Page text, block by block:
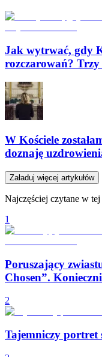
Jak wytrwać, gdy
rozczarowań?
W Kościele
doznaję
Załaduj więcej artykułów
Najczęściej czytane w
1
Poruszający
Chosen”.
2
Tajemniczy portret